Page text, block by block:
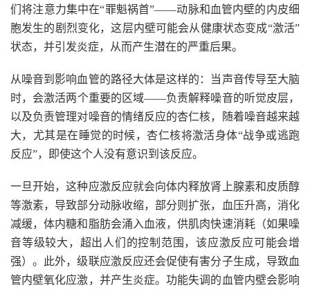
们将注意力集中在“罪魁祸首”——动脉和血管内壁的内皮细
胞发生的剧烈变化，这层内壁可能会从健康状态变成“激活”
状态，并引发炎症，从而产生潜在的严重后果。
从噪音到影响血管的路径大体是这样的：当声音传导至大脑
时，会激活两个重要的区域——负责解释噪音的听觉皮层，
以及负责管理对噪音的情绪反应的杏仁核，随着噪音越来越
大，尤其是在睡觉的时候，杏仁核将激活身体“战争或逃跑
反应”，即使这个人没有意识到该反应。
一旦开始，这种应激反应就会向体内释放肾上腺素和皮质醇
等激素，导致部分动脉收缩，部分则扩张，血压升高，消化
减缓，体内糖和脂肪会涌入血液，供肌肉快速消耗（如果噪
音等级较大，超出人们的控制范围，该应激反应可能会增
强）。此外，级联应激反应还会促使有害分子生成，导致血
管内壁氧化应激，并产生炎症。功能失调的血管内壁会影响